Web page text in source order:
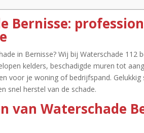
Bernisse:
in Bernisse? Wij bij Waterschade 112
kelders, beschadigde muren tot
voor je woning of bedrijfspand.​
snel herstel van de schade.​
van Waterschade